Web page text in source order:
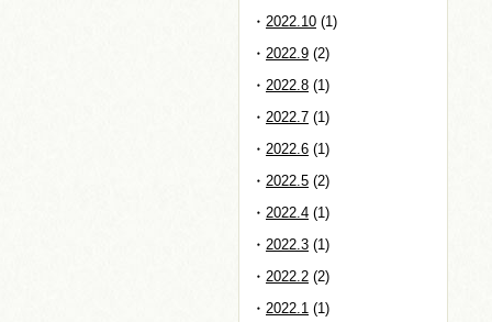
2022.10 (1)
2022.9 (2)
2022.8 (1)
2022.7 (1)
2022.6 (1)
2022.5 (2)
2022.4 (1)
2022.3 (1)
2022.2 (2)
2022.1 (1)